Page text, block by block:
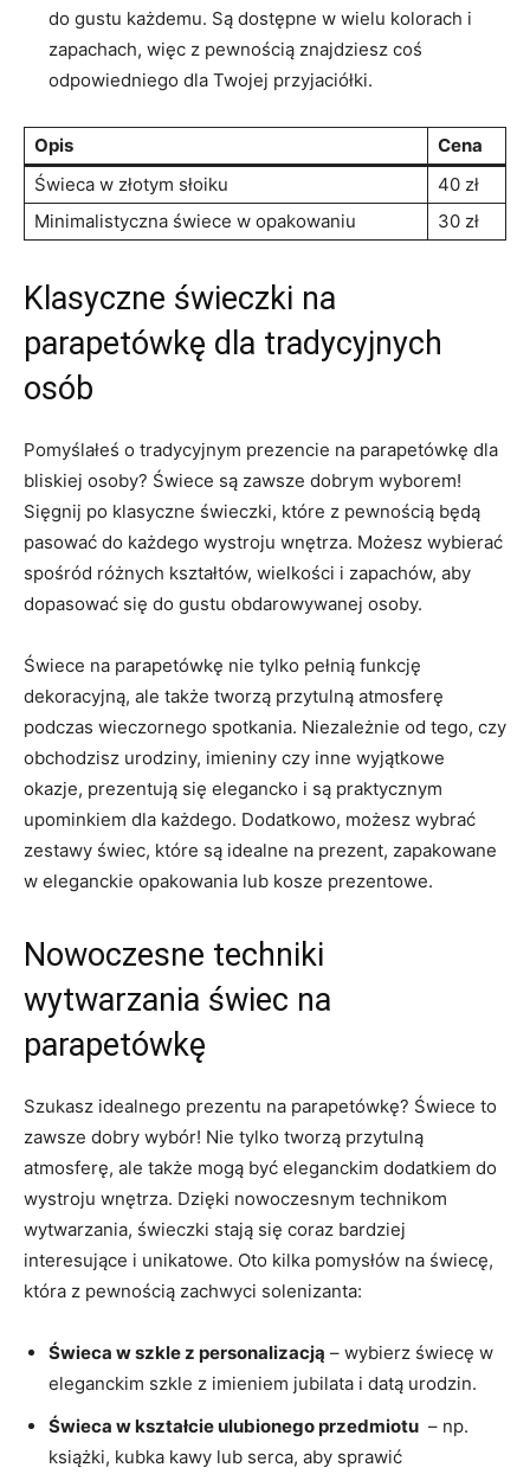
do gustu każdemu. Są ​dostępne ⁢w wielu kolorach⁢ i
⁤zapachach, więc z pewnością znajdziesz coś
odpowiedniego ⁢dla Twojej przyjaciółki.
Opis
Cena
Świeca⁣ w ‍złotym słoiku
40 zł
Minimalistyczna świece w ​opakowaniu
30‌ zł
Klasyczne świeczki na
parapetówkę ⁤dla tradycyjnych
osób
Pomyślałeś o ‍tradycyjnym prezencie na parapetówkę dla
‍bliskiej ⁤osoby? Świece są ‌zawsze dobrym wyborem!
Sięgnij po⁢ klasyczne świeczki,‌ które z pewnością będą
pasować do każdego wystroju wnętrza. Możesz wybierać⁤
spośród różnych kształtów, wielkości ⁤i zapachów, aby
dopasować ‍się do gustu obdarowywanej osoby.
Świece na ⁤parapetówkę nie ⁢tylko pełnią‍ funkcję‌
dekoracyjną, ale‌ także tworzą przytulną atmosferę
podczas wieczornego‌ spotkania. Niezależnie od tego, czy
obchodzisz urodziny, imieniny ⁢czy ⁣inne wyjątkowe
okazje, prezentują ⁤się elegancko i są praktycznym
upominkiem dla każdego. Dodatkowo, możesz wybrać ​
zestawy ⁤świec, ‌które są ‍idealne na prezent, ‍zapakowane
w eleganckie opakowania⁤ lub kosze ​prezentowe.
Nowoczesne techniki
wytwarzania ‍świec na
parapetówkę
Szukasz idealnego prezentu ⁣na parapetówkę? Świece to
zawsze dobry wybór! Nie tylko tworzą⁤ przytulną ​
atmosferę, ale także mogą być eleganckim dodatkiem do
wystroju wnętrza. ‌Dzięki nowoczesnym technikom
wytwarzania, świeczki stają się coraz bardziej
interesujące i unikatowe. Oto kilka ⁣pomysłów na ‍świecę,
⁣która z‍ pewnością zachwyci solenizanta:
Świeca ‍w szkle z personalizacją – wybierz świecę w
eleganckim szkle z ‍imieniem jubilata i datą urodzin.
Świeca w kształcie ulubionego przedmiotu ⁢ – np.
książki, kubka kawy lub serca, aby sprawić